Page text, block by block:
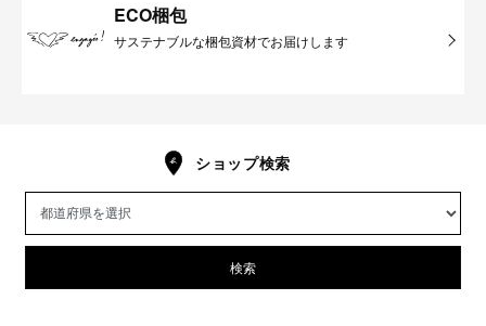
ECO梱包
サステナブルな梱包資材でお届けします
ショップ検索
検索